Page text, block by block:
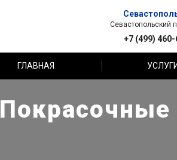
Севастопольский
+7 (499)
ГЛАВНАЯ УСЛУГИ